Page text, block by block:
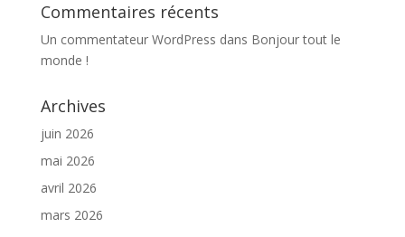
Commentaires récents
Un commentateur WordPress dans Bonjour tout le
monde !
Archives
juin 2026
mai 2026
avril 2026
mars 2026